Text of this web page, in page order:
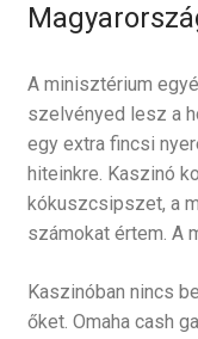
A minisztérium
szelvényed lesz a
egy extra fincsi
hiteinkre. Kaszinó
kókuszcsipszet, a
számokat értem. A
Kaszinóban nincs
őket. Omaha cash